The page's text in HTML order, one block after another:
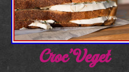
Croc’Veget